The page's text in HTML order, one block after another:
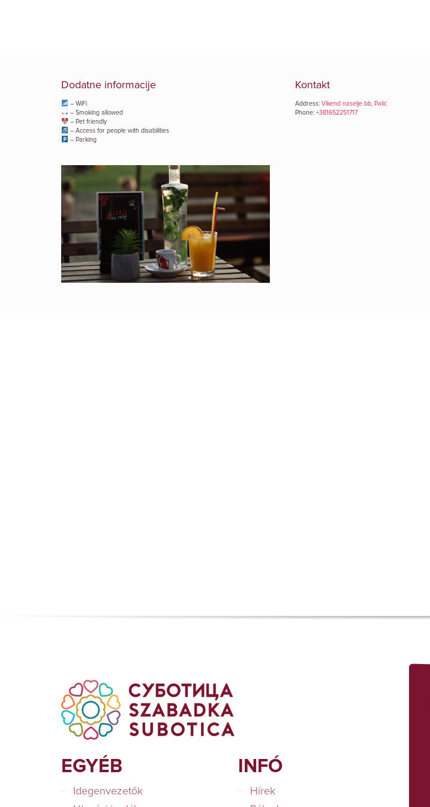
Dodatne informacije
– WiFi
– Smoking allowed
– Pet friendly
– Access for people with disabilities
– Parking
Kontakt
Address: Vikend naselje bb, Palić
Phone: +381652251717
EGYÉB
Idegenvezetők
INFÓ
Hírek